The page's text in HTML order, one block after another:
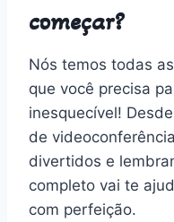
começar?
Nós temos todas
que você precisa
inesquecível!
de
divertidos e
completo vai te
com perfeição.